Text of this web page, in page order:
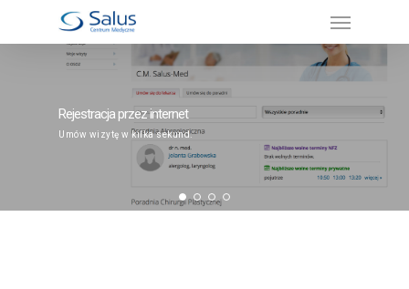
Rejestracja przez internet
Umów wizytę w kilka sekund.